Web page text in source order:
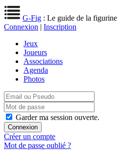
G-Fig : Le guide de la figurine
Connexion | Inscription
Jeux
Joueurs
Associations
Agenda
Photos
Garder ma session ouverte.
Créer un compte
Mot de passe oublié ?